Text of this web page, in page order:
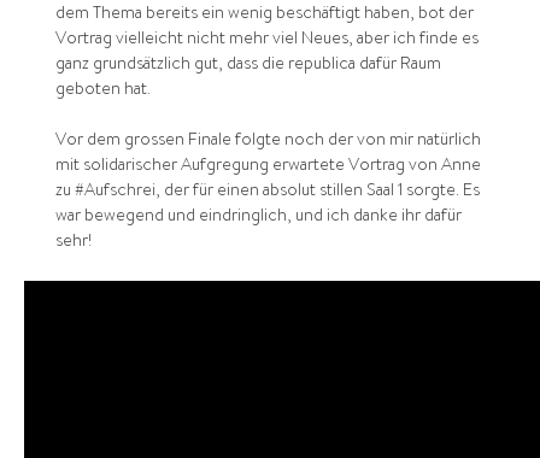
dem Thema bereits ein wenig beschäftigt haben, bot der
Vortrag vielleicht nicht mehr viel Neues, aber ich finde es
ganz grundsätzlich gut, dass die republica dafür Raum
geboten hat.
Vor dem grossen Finale folgte noch der von mir natürlich
mit solidarischer Aufgregung erwartete Vortrag von Anne
zu #Aufschrei, der für einen absolut stillen Saal 1 sorgte. Es
war bewegend und eindringlich, und ich danke ihr dafür
sehr!